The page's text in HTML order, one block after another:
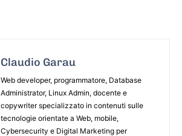
Claudio Garau
Web developer, programmatore, Database
Administrator, Linux Admin, docente e
copywriter specializzato in contenuti sulle
tecnologie orientate a Web, mobile,
Cybersecurity e Digital Marketing per